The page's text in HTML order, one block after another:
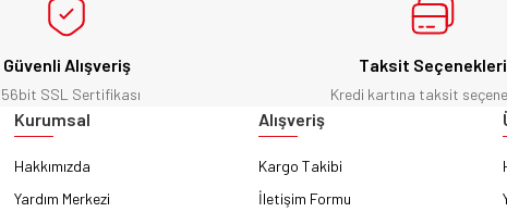
Güvenli Alışveriş
SSL Sertifikası
Taksit Seçenekleri
Kredi kartına taksit
Kurumsal
Hakkımızda
Yardım Merkezi
Alışveriş
Kargo Takibi
İletişim Formu